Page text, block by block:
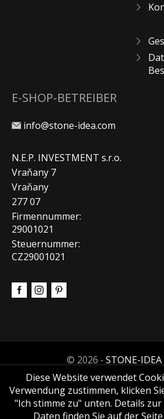
E-SHOP-BETREIBER
info@stone-idea.com
N.E.P. INVESTMENT s.r.o.
Vraňany 7
Vraňany
277 07
Firmennummer:
29001021
Steuernummer:
CZ29001021
© 2026 -STONE-
Diese Website verwendet
Verwendung zustimmen, klicken
"Ich stimme zu" unten. Details
Daten finden Sie auf der Seite